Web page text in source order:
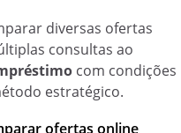
diversas ofertas
consultas ao
com condições
estratégico.
ofertas online